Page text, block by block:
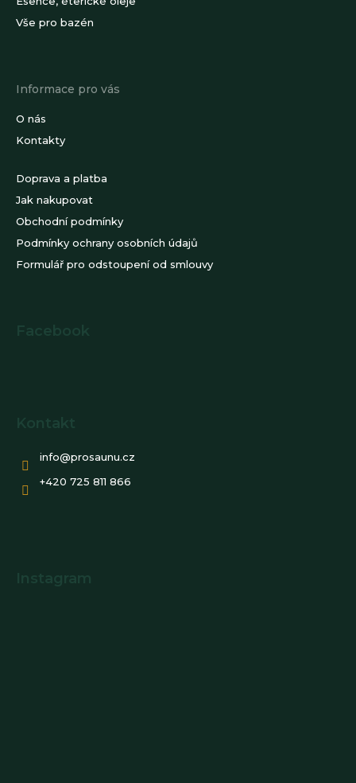
Vše pro bazén
Informace pro vás
O nás
Kontakty
Doprava a platba
Jak nakupovat
Obchodní podmínky
Podmínky ochrany osobních údajů
Formulář pro odstoupení od smlouvy
Facebook
Kontakt
info@prosaunu.cz
+420 725 811 866
Instagram